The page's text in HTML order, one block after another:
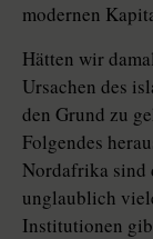
modernen
Hätten wir
Ursachen des
den Grund zu
Folgendes
Nordafrika sind
unglaublich
Institutionen